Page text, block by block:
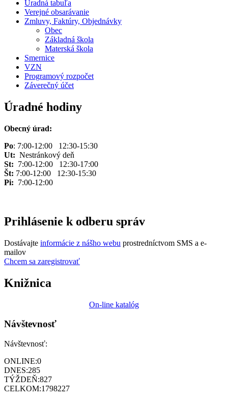
Úradná tabuľa
Verejné obsarávanie
Zmluvy, Faktúry, Objednávky
Obec
Základná škola
Materská škola
Smernice
VZN
Programový rozpočet
Záverečný účet
Úradné hodiny
Obecný úrad:
Po: 7:00-12:00 12:30-15:30
Ut: Nestránkový deň
St: 7:00-12:00 12:30-17:00
Št: 7:00-12:00 12:30-15:30
Pi: 7:00-12:00
Prihlásenie k odberu správ
Dostávajte informácie z nášho webu prostredníctvom SMS a e-
mailov
Chcem sa zaregistrovať
Knižnica
On-line katalóg
Návštevnosť
Návštevnosť:
ONLINE:0
DNES:285
TÝŽDEŇ:827
CELKOM:1798227